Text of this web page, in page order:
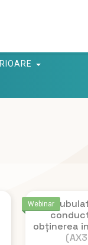
Webinar
obținerea